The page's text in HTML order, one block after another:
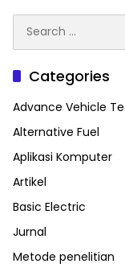
for:
Categories
Advance Vehicle
Alternative Fuel
Aplikasi Komputer
Artikel
Basic Electric
Jurnal
Metode penelitian